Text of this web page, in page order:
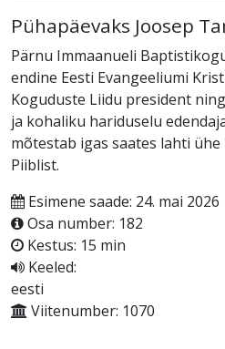
Pühapäevaks Joosep
Pärnu Immaanueli
endine Eesti Evangeeliumi
Koguduste Liidu president
ja kohaliku hariduselu
mõtestab igas saates lahti
Piiblist.
Esimene saade: 24. mai 2026
Osa number: 182
Kestus: 15 min
Keeled:
eesti
Viitenumber: 1070